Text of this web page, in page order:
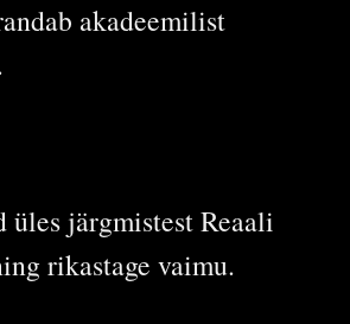
akadeemilist
üles järgmistest Reaali
rikastage vaimu.